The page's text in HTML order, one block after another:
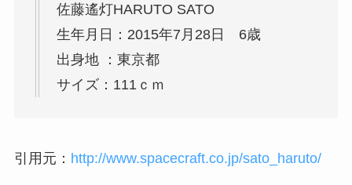
佐藤遙灯HARUTO SATO
生年月日：2015年7月28日 6歳
出身地 ：東京都
サイズ：111ｃｍ
引用元： http://www.spacecraft.co.jp/sato_haruto/